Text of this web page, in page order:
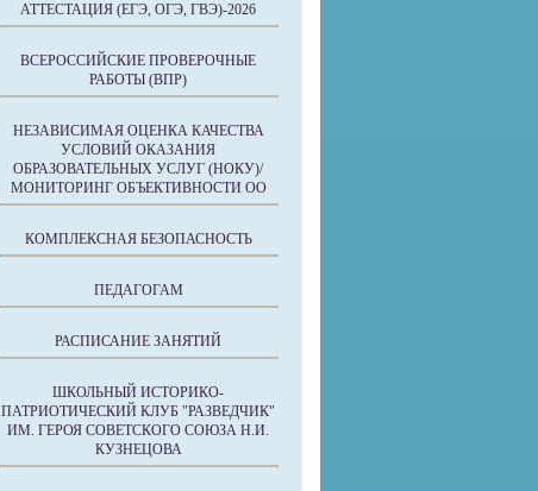
АТТЕСТАЦИЯ (ЕГЭ, ОГЭ, ГВЭ)-2026
ВСЕРОССИЙСКИЕ ПРОВЕРОЧНЫЕ
РАБОТЫ (ВПР)
НЕЗАВИСИМАЯ ОЦЕНКА КАЧЕСТВА
УСЛОВИЙ ОКАЗАНИЯ
ОБРАЗОВАТЕЛЬНЫХ УСЛУГ (НОКУ)/
МОНИТОРИНГ ОБЪЕКТИВНОСТИ ОО
КОМПЛЕКСНАЯ БЕЗОПАСНОСТЬ
ПЕДАГОГАМ
РАСПИСАНИЕ ЗАНЯТИЙ
ШКОЛЬНЫЙ ИСТОРИКО-
ПАТРИОТИЧЕСКИЙ КЛУБ "РАЗВЕДЧИК"
ИМ. ГЕРОЯ СОВЕТСКОГО СОЮЗА Н.И.
КУЗНЕЦОВА